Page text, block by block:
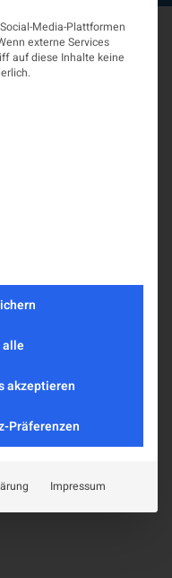
Media-Plattformen
externe Services
auf diese Inhalte keine
alle
akzeptieren
Präferenzen
Impressum